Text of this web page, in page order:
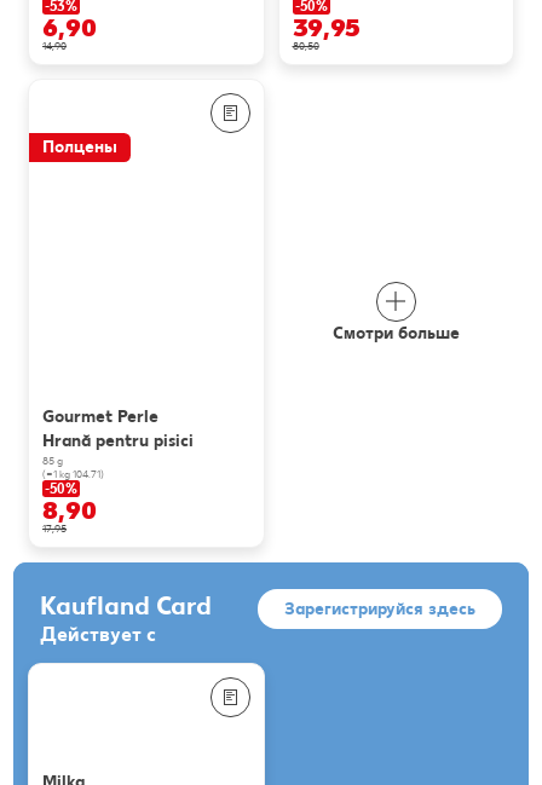
-53%
6,90
14,90
-50%
39,95
80,50
Полцены
Gourmet Perle
Hrană pentru pisici
85 g
(=1 kg 104.71)
-50%
8,90
17,95
Смотри больше
Kaufland Card
Действует с
Зарегистрируйся здесь